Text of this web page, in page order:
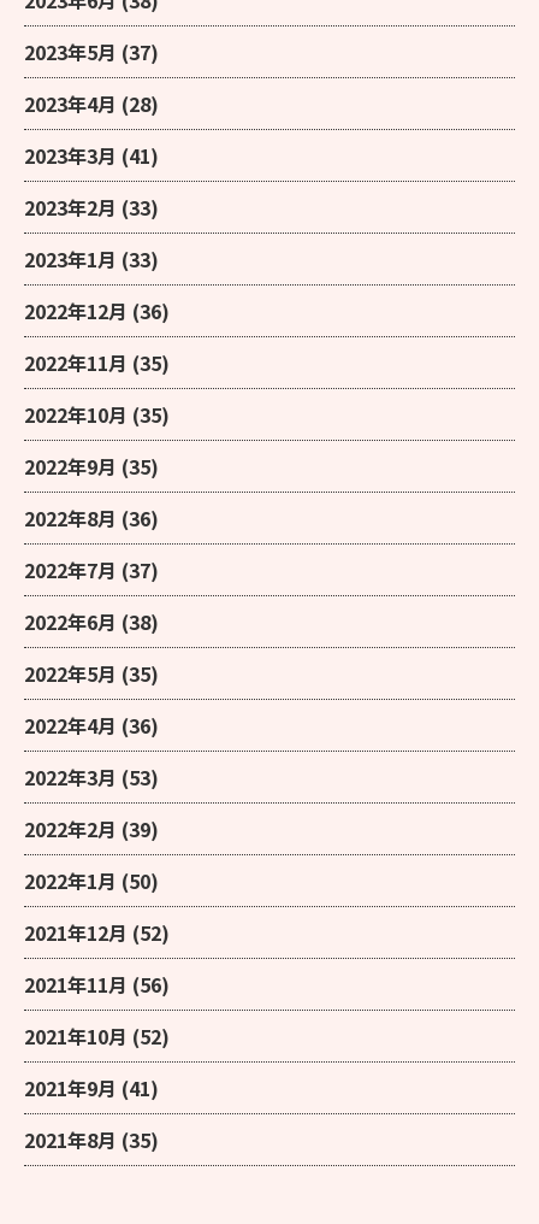
2023年5月 (37)
2023年4月 (28)
2023年3月 (41)
2023年2月 (33)
2023年1月 (33)
2022年12月 (36)
2022年11月 (35)
2022年10月 (35)
2022年9月 (35)
2022年8月 (36)
2022年7月 (37)
2022年6月 (38)
2022年5月 (35)
2022年4月 (36)
2022年3月 (53)
2022年2月 (39)
2022年1月 (50)
2021年12月 (52)
2021年11月 (56)
2021年10月 (52)
2021年9月 (41)
2021年8月 (35)